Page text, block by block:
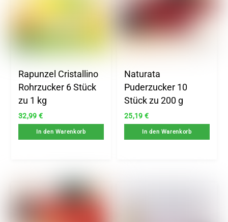
Rapunzel Cristallino
Rohrzucker 6 Stück
zu 1 kg
32,99 €
In den Warenkorb
Naturata
Puderzucker 10
Stück zu 200 g
25,19 €
In den Warenkorb